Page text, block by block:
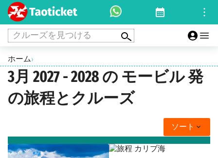
クルーズを見つける
ホーム›
3月 2027 - 2028 の モービル 発
の旅程とクルーズ
ソート